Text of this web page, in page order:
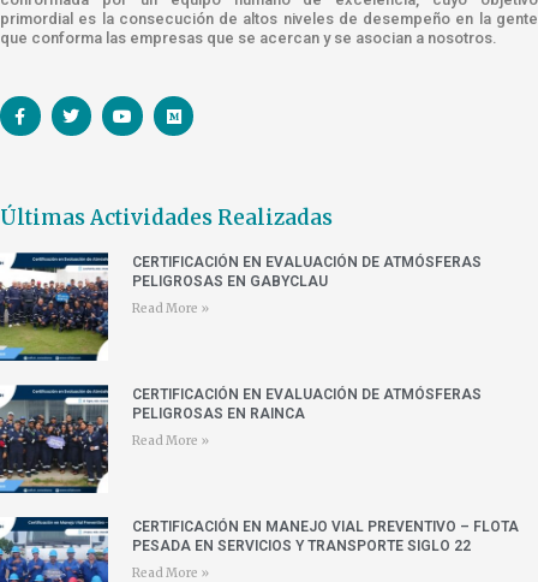
primordial es la consecución de altos niveles de desempeño en la gente
que conforma las empresas que se acercan y se asocian a nosotros.
Últimas Actividades Realizadas
CERTIFICACIÓN EN EVALUACIÓN DE ATMÓSFERAS
PELIGROSAS EN GABYCLAU
Read More »
CERTIFICACIÓN EN EVALUACIÓN DE ATMÓSFERAS
PELIGROSAS EN RAINCA
Read More »
CERTIFICACIÓN EN MANEJO VIAL PREVENTIVO – FLOTA
PESADA EN SERVICIOS Y TRANSPORTE SIGLO 22
Read More »